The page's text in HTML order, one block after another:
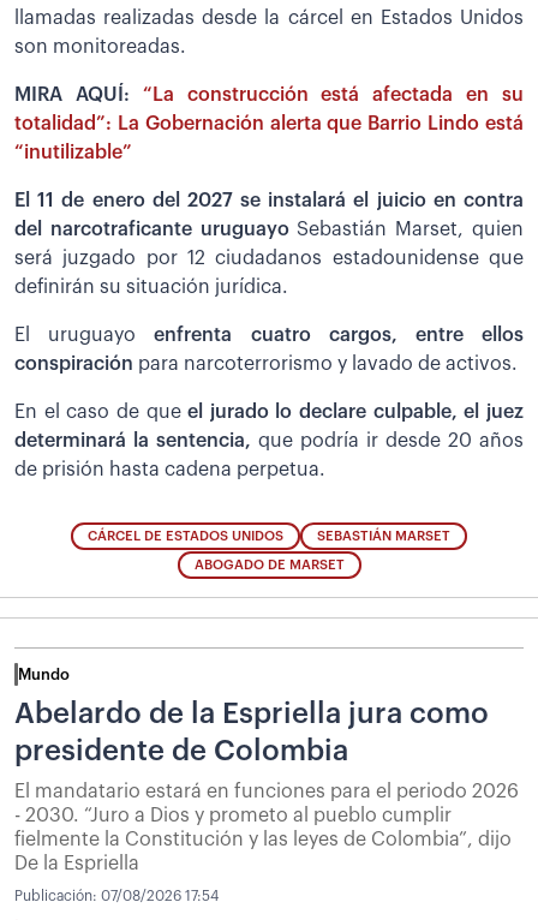
llamadas realizadas desde la cárcel en Estados Unidos
son monitoreadas.
MIRA AQUÍ: “La construcción está afectada en su
totalidad”: La Gobernación alerta que Barrio Lindo está
“inutilizable”
El 11 de enero del 2027 se instalará el juicio en contra
del narcotraficante uruguayoSebastián Marset, quien
será juzgado por 12 ciudadanos estadounidense que
definirán su situación jurídica.
El uruguayoenfrenta cuatro cargos, entre ellos
conspiración para narcoterrorismo y lavado de activos.
En el caso de queel jurado lo declare culpable, el juez
determinará la sentencia, que podría ir desde 20 años
de prisión hasta cadena perpetua.
CÁRCEL DE ESTADOS UNIDOS SEBASTIÁN MARSET
ABOGADO DE MARSET
Mundo
Abelardo de la Espriella jura como
presidente de Colombia
El mandatario estará en funciones para el periodo 2026
- 2030. “Juro a Dios y prometo al pueblo cumplir
fielmente la Constitución y las leyes de Colombia”, dijo
De la Espriella
Publicación: 07/08/2026 17:54